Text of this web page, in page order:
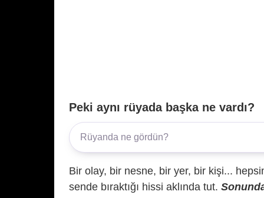
Peki aynı rüyada başka ne vardı?
Bir olay, bir nesne, bir yer, bir kişi...
sende bıraktığı hissi aklında tut.